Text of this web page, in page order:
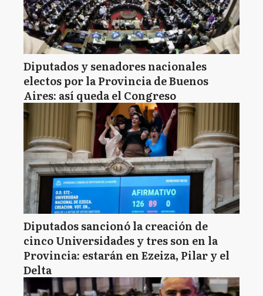
Diputados y senadores nacionales
electos por la Provincia de Buenos
Aires: así queda el Congreso
Diputados sancionó la creación de
cinco Universidades y tres son en la
Provincia: estarán en Ezeiza, Pilar y el
Delta